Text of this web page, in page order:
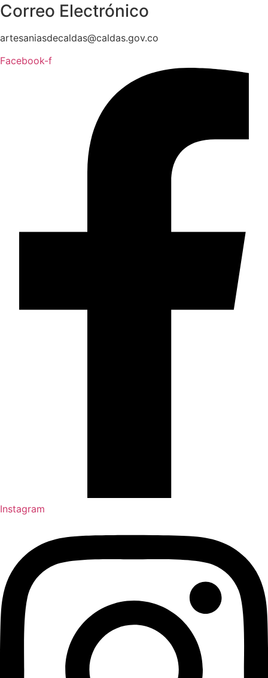
Correo Electrónico
artesaniasdecaldas@caldas.gov.co
Facebook-f
Instagram